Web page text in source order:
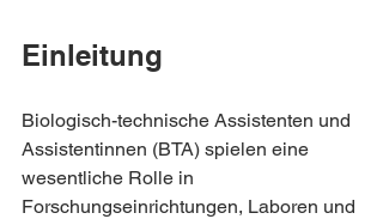
Einleitung
Biologisch-technische Assistenten und
Assistentinnen (BTA) spielen eine
wesentliche Rolle in
Forschungseinrichtungen, Laboren und